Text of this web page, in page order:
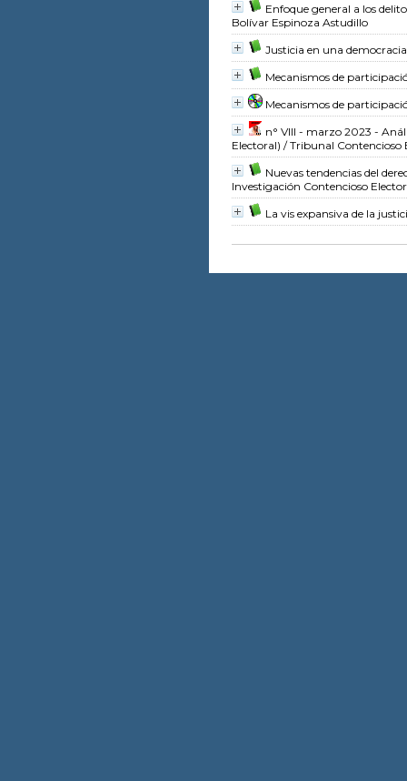
Enfoque general a los
Bolívar Espinoza Astudillo
Justicia en una
Mecanismos de
Mecanismos de
n° VIII - marzo 2023 -
Electoral) / Tribunal Contencioso
Nuevas tendencias del
Investigación Contencioso
La vis expansiva de la